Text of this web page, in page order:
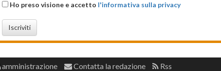
Ho preso visione e accetto l'informativa sulla privacy
Iscriviti
amministrazione Contatta la redazione Rss